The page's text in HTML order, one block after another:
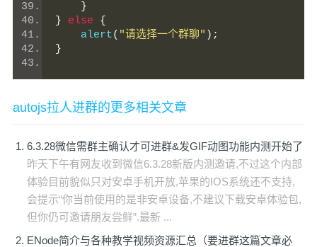
}
}
else
{
    alert
( "请选择一个群聊" );
}
autojs拉人进群的更多相关文章
6.3.28微信需群主确认才可进群&发GIF动图功能内测开始了
昨天下午有网友收到微信6.3.28新版内测邀请,不过这个内部
体验目前貌似只对安卓手机开放,苹果的IOS系统还不支持,
会提示“你当前使用的是非安卓设备,不建议下载安卓体验包,
但你仍可邀请朋友尝鲜”.最新 ...
ENode简介与各种教学视频资源汇总（要进群这篇文章必